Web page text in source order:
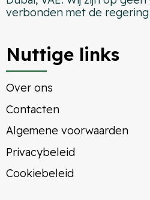
verbonden met de regering
Nuttige links
Over ons
Contacten
Algemene voorwaarden
Privacybeleid
Cookiebeleid